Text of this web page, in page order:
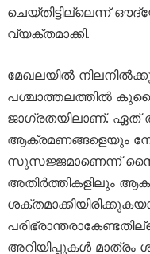
ചെയ്തിട്ടില്ലെന്ന്
വ്യക്തമാക്കി.
മേഖലയിൽ
പശ്ചാത്തലത്തിൽ
ജാഗ്രതയിലാണ്. ഏത്
ആക്രമണങ്ങളെയും
സുസജ്ജമാണെന്ന്
അതിർത്തികളിലും
അറിയിപ്പുകൾ മാത്രം